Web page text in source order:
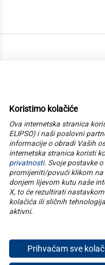
kategorije
elipso
informacije
pratite nas
E
Koristimo kolačiće
Ova internetska stranica
ELIPSO) i naši poslovni
informacije o obradi Vaših
internetska stranica koristi
privatnosti. Svoje postavke
promijeniti/povući klikom
donjem lijevom kutu naše
X, to će rezultirati
kolačića ili sličnih
aktivni.
Prihvaćam sve